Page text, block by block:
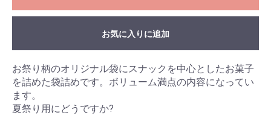
お気に入りに追加
お祭り柄のオリジナル袋にスナックを中心としたお菓子
を詰めた袋詰めです。ボリューム満点の内容になってい
ます。
夏祭り用にどうですか?